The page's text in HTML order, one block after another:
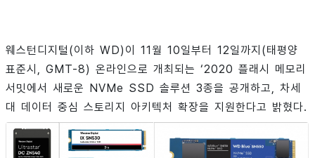
웨스턴디지털(이하 WD)이 11월 10일부터 12일까지(태평양
표준시, GMT-8) 온라인으로 개최되는 ‘2020 플래시 메모리
서밋에서 새로운 NVMe SSD 솔루션 3종을 공개하고, 차세
대 데이터 중심 스토리지 아키텍처 확장을 지원한다고 밝혔다.